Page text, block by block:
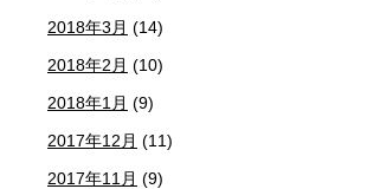
2018年3月 (14)
2018年2月 (10)
2018年1月 (9)
2017年12月 (11)
2017年11月 (9)